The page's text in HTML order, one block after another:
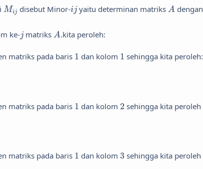
Mij
Mij disebut Minor-ij
ijyaitu determinan matriks A
A dengan
ke-j
jmatriks A
A .kita peroleh:
matriks pada baris 1
1 dan kolom 1
1 sehingga kita peroleh:
matriks pada baris 1
1 dan kolom 2
2 sehingga kita peroleh
matriks pada baris 1
1 dan kolom 3
3sehingga kita peroleh